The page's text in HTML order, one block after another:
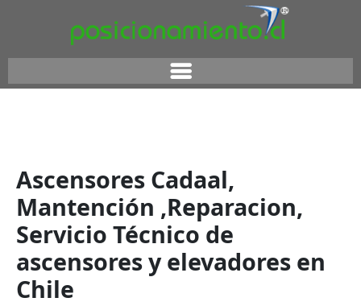
Ascensores Cadaal,
Mantención ,Reparacion,
Servicio Técnico de
ascensores y elevadores en
Chile